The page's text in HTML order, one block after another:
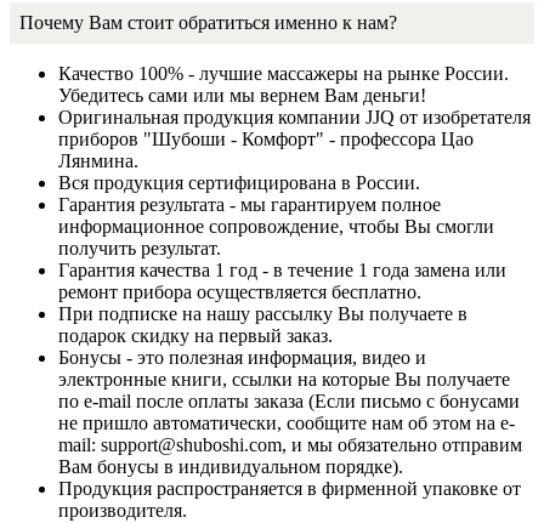
Почему Вам стоит обратиться именно к нам?
Качество 100% - лучшие массажеры на рынке России.
Убедитесь сами или мы вернем Вам деньги!
Оригинальная продукция компании JJQ от изобретателя
приборов "Шубоши - Комфорт" - профессора Цао
Лянмина.
Вся продукция сертифицирована в России.
Гарантия результата - мы гарантируем полное
информационное сопровождение, чтобы Вы смогли
получить результат.
Гарантия качества 1 год - в течение 1 года замена или
ремонт прибора осуществляется бесплатно.
При подписке на нашу рассылку Вы получаете в
подарок скидку на первый заказ.
Бонусы - это полезная информация, видео и
электронные книги, ссылки на которые Вы получаете
по e-mail после оплаты заказа (Если письмо с бонусами
не пришло автоматически, сообщите нам об этом на e-
mail: support@shuboshi.com, и мы обязательно отправим
Вам бонусы в индивидуальном порядке).
Продукция распространяется в фирменной упаковке от
производителя.